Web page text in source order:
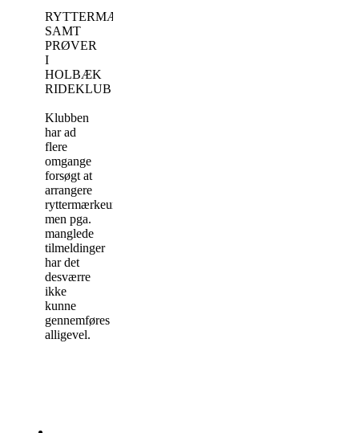
RYTTERMÆRKEUNDERVISNING
SAMT
PRØVER
I
HOLBÆK
RIDEKLUB
Klubben
har ad
flere
omgange
forsøgt at
arrangere
ryttermærkeundervisning,
men pga.
manglede
tilmeldinger
har det
desværre
ikke
kunne
gennemføres
alligevel.